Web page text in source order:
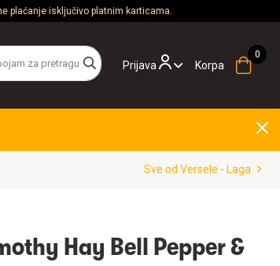
plaćanje isključivo platnim karticama.
Prijava Korpa
Sve od Versele - Laga
Hay Bell Pepper &